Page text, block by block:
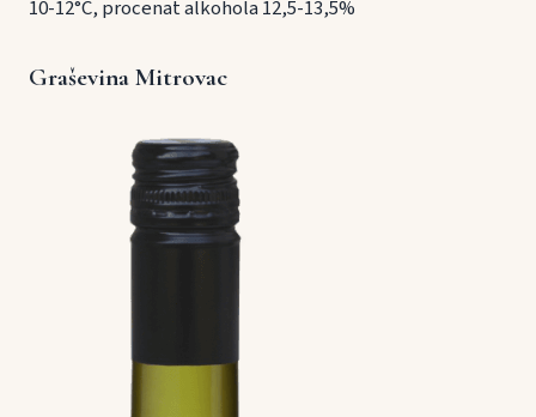
10-12°C, procenat alkohola 12,5-13,5%
Graševina Mitrovac